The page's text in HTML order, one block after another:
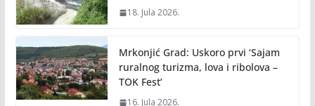
18. Jula 2026.
Mrkonjić Grad: Uskoro prvi ‘Sajam
ruralnog turizma, lova i ribolova –
TOK Fest’
16. Jula 2026.